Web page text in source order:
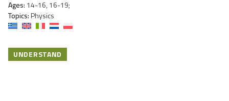
Ages: 14-16, 16-19;
Topics:Physics
UNDERSTAND